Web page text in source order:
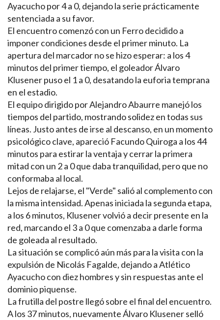
Ayacucho por 4 a 0, dejando la serie prácticamente
sentenciada a su favor.
El encuentro comenzó con un Ferro decidido a
imponer condiciones desde el primer minuto. La
apertura del marcador no se hizo esperar: a los 4
minutos del primer tiempo, el goleador Álvaro
Klusener puso el 1 a 0, desatando la euforia temprana
en el estadio.
El equipo dirigido por Alejandro Abaurre manejó los
tiempos del partido, mostrando solidez en todas sus
líneas. Justo antes de irse al descanso, en un momento
psicológico clave, apareció Facundo Quiroga a los 44
minutos para estirar la ventaja y cerrar la primera
mitad con un 2 a 0 que daba tranquilidad, pero que no
conformaba al local.
Lejos de relajarse, el "Verde" salió al complemento con
la misma intensidad. Apenas iniciada la segunda etapa,
a los 6 minutos, Klusener volvió a decir presente en la
red, marcando el 3 a 0 que comenzaba a darle forma
de goleada al resultado.
La situación se complicó aún más para la visita con la
expulsión de Nicolás Fagalde, dejando a Atlético
Ayacucho con diez hombres y sin respuestas ante el
dominio piquense.
La frutilla del postre llegó sobre el final del encuentro.
A los 37 minutos, nuevamente Álvaro Klusener selló